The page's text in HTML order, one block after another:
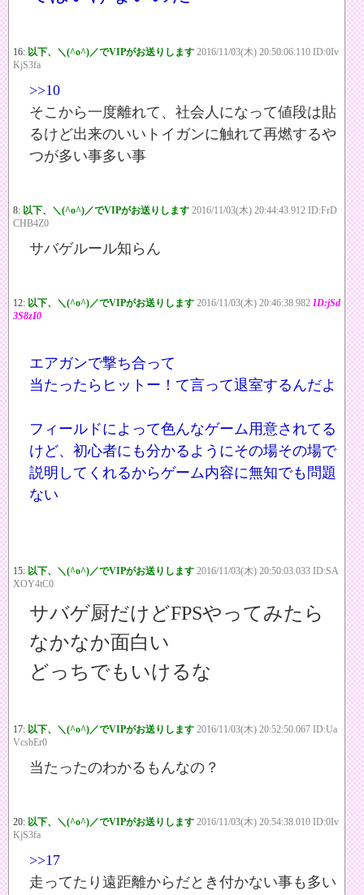
16: 以下、＼(^o^)／でVIPがお送りします 2016/11/03(木) 20:50:06.110 ID:0Iv
KjS3fa
>>10
そこから一度離れて、社会人になって値段は貼
るけど出来のいいトイガンに触れて再燃するや
つが多い事多い事
8: 以下、＼(^o^)／でVIPがお送りします 2016/11/03(木) 20:44:43.912 ID:FrD
CHB4Z0
サバゲルール知らん
12: 以下、＼(^o^)／でVIPがお送りします 2016/11/03(木) 20:46:38.982 ID:jSd
3S8zI0
エアガンで撃ち合って
当たったらヒットー！て言って退室するんだよ
フィールドによって色んなゲーム用意されてる
けど、初心者にも分かるようにその場その場で
説明してくれるからゲーム内容に無知でも問題
ない
15: 以下、＼(^o^)／でVIPがお送りします 2016/11/03(木) 20:50:03.033 ID:SA
XOY4tC0
サバゲ厨だけどFPSやってみたら
なかなか面白い
どっちでもいけるな
17: 以下、＼(^o^)／でVIPがお送りします 2016/11/03(木) 20:52:50.067 ID:Ua
VcsbEr0
当たったのわかるもんなの？
20: 以下、＼(^o^)／でVIPがお送りします 2016/11/03(木) 20:54:38.010 ID:0Iv
KjS3fa
>>17
走ってたり遠距離からだとき付かない事も多い